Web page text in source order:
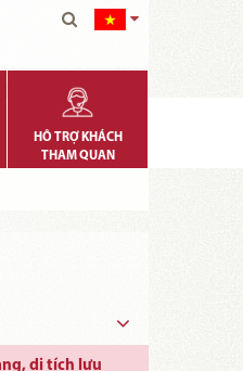
HỖ TRỢ KHÁCH
THAM QUAN
di tích lưu